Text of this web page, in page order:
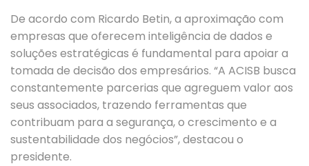
De acordo com Ricardo Betin, a aproximação com
empresas que oferecem inteligência de dados e
soluções estratégicas é fundamental para apoiar a
tomada de decisão dos empresários. “A ACISB busca
constantemente parcerias que agreguem valor aos
seus associados, trazendo ferramentas que
contribuam para a segurança, o crescimento e a
sustentabilidade dos negócios”, destacou o
presidente.